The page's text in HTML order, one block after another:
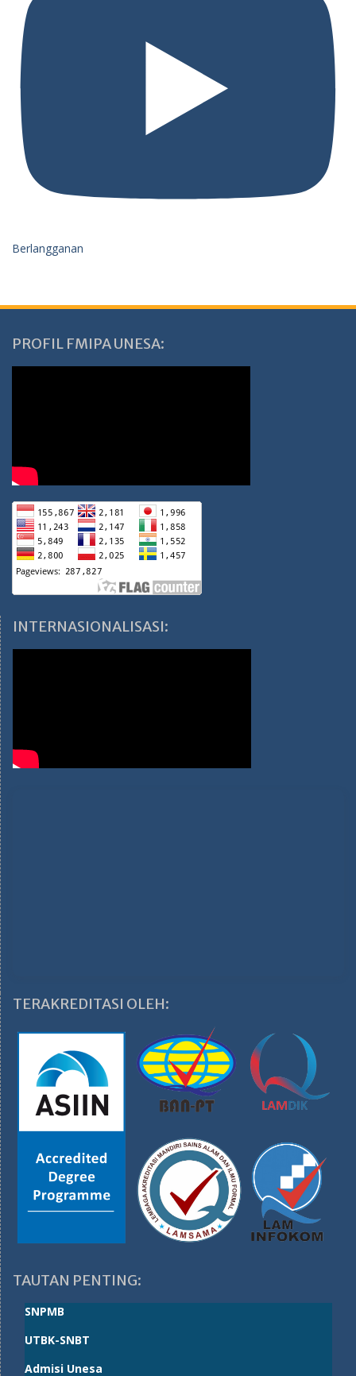
Berlangganan
PROFIL FMIPA UNESA:
INTERNASIONALISASI:
TERAKREDITASI OLEH:
TAUTAN PENTING:
SNPMB
UTBK-SNBT
Admisi Unesa